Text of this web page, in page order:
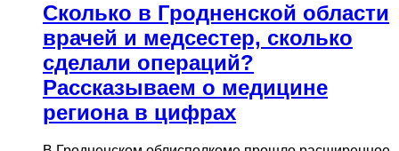
Сколько в Гродненской области
врачей и медсестер, сколько
сделали операций?
Рассказываем о медицине
региона в цифрах